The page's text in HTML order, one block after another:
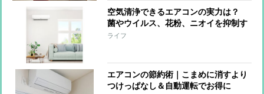
空気清浄できるエアコンの実力は？
菌やウイルス、花粉、ニオイを抑制す
るエアコン3選
ライフ
エアコンの節約術｜こまめに消すより
つけっぱなし＆自動運転でお得に